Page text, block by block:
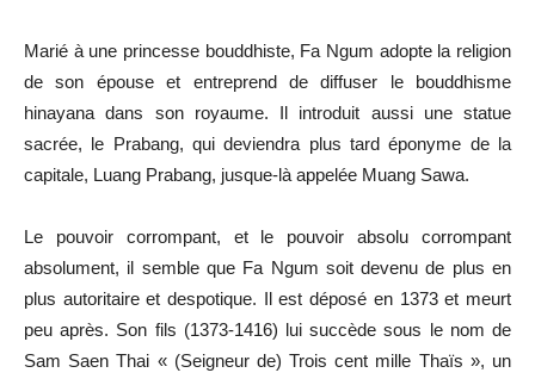
Marié à une princesse bouddhiste, Fa Ngum adopte la religion
de son épouse et entreprend de diffuser le bouddhisme
hinayana dans son royaume. Il introduit aussi une statue
sacrée, le Prabang, qui deviendra plus tard éponyme de la
capitale, Luang Prabang, jusque-là appelée Muang Sawa.
Le pouvoir corrompant, et le pouvoir absolu corrompant
absolument, il semble que Fa Ngum soit devenu de plus en
plus autoritaire et despotique. Il est déposé en 1373 et meurt
peu après. Son fils (1373-1416) lui succède sous le nom de
Sam Saen Thai « (Seigneur de) Trois cent mille Thaïs », un